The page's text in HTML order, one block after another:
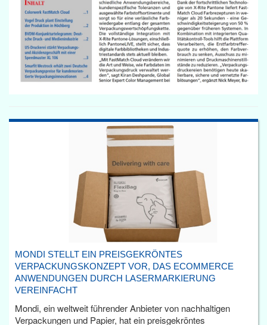
MONDI STELLT EIN PREISGEKRÖNTES
VERPACKUNGSKONZEPT VOR, DAS ECOMMERCE
ANWENDUNGEN DURCH LASERMARKIERUNG
VEREINFACHT
Mondi, ein weltweit führender Anbieter von nachhaltigen
Verpackungen und Papier, hat ein preisgekröntes